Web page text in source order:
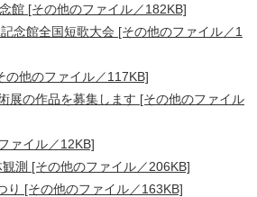
館 [その他のファイル／182KB]
念館全国短歌大会 [その他のファイル／1
の他のファイル／117KB]
展の作品を募集します [その他のファイル
ァイル／12KB]
測 [その他のファイル／206KB]
り [その他のファイル／163KB]